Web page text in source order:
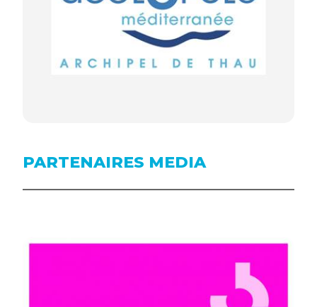
PARTENAIRES MEDIA